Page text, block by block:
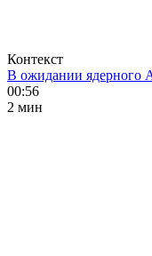
Контекст
В ожидании ядерного
00:56
2 мин